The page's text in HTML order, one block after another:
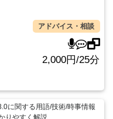
アドバイス・相談
2,000円/25分
に関する用語/技術/時事情報
りやすく解説